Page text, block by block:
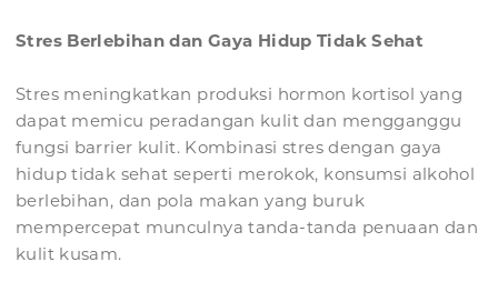
Stres Berlebihan dan Gaya Hidup Tidak Sehat
Stres meningkatkan produksi hormon kortisol yang
dapat memicu peradangan kulit dan mengganggu
fungsi barrier kulit. Kombinasi stres dengan gaya
hidup tidak sehat seperti merokok, konsumsi alkohol
berlebihan, dan pola makan yang buruk
mempercepat munculnya tanda-tanda penuaan dan
kulit kusam.